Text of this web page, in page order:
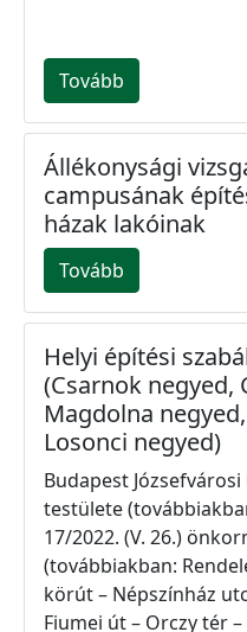
Tovább
Állékonysági
campusának
házak lakóinak
Tovább
Helyi építési
(Csarnok negyed,
Magdolna
Losonci negyed)
Budapest
testülete
17/2022. (V. 26.)
(továbbiakban:
körút – Népszínház
Fiumei út – Orczy tér